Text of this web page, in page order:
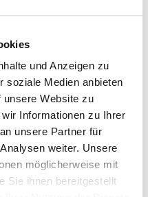
und Anzeigen zu
soziale Medien anbieten
unsere Website zu
Informationen zu Ihrer
unsere Partner für
weiter. Unsere
möglicherweise mit
Sie ihnen bereitgestellt
und die
Schnittstellen heraus aus
personalisiert und
können.